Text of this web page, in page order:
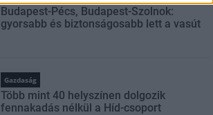
Budapest-Pécs, Budapest-Szolnok:
gyorsabb és biztonságosabb lett a vasút
Gazdaság
Több mint 40 helyszínen dolgozik
fennakadás nélkül a Híd-csoport